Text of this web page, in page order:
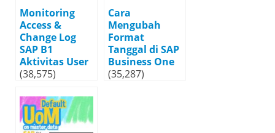
Monitoring
Access &
Change Log
SAP B1
Aktivitas User
(38,575)
Cara
Mengubah
Format
Tanggal di SAP
Business One
(35,287)